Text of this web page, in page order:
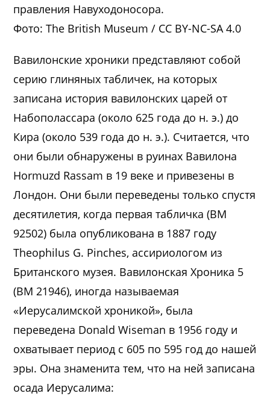
правления Навуходоносора.
Фото: The British Museum / CC BY-NC-SA 4.0
Вавилонские хроники представляют собой
серию глиняных табличек, на которых
записана история вавилонских царей от
Набополассара (около 625 года до н. э.) до
Кира (около 539 года до н. э.). Считается, что
они были обнаружены в руинах Вавилона
Hormuzd Rassam в 19 веке и привезены в
Лондон. Они были переведены только спустя
десятилетия, когда первая табличка (BM
92502) была опубликована в 1887 году
Theophilus G. Pinches, ассириологом из
Британского музея. Вавилонская Хроника 5
(BM 21946), иногда называемая
«Иерусалимской хроникой», была
переведена Donald Wiseman в 1956 году и
охватывает период с 605 по 595 год до нашей
эры. Она знаменита тем, что на ней записана
осада Иерусалима: